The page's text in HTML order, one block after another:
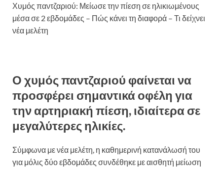
Χυμός παντζαριού: Μείωσε την πίεση σε ηλικιωμένους
μέσα σε 2 εβδομάδες – Πώς κάνει τη διαφορά – Τι δείχνει
νέα μελέτη
Ο χυμός παντζαριού φαίνεται να
προσφέρει σημαντικά οφέλη για
την αρτηριακή πίεση, ιδιαίτερα σε
μεγαλύτερες ηλικίες.
Σύμφωνα με νέα μελέτη, η καθημερινή κατανάλωσή του
για μόλις δύο εβδομάδες συνδέθηκε με αισθητή μείωση